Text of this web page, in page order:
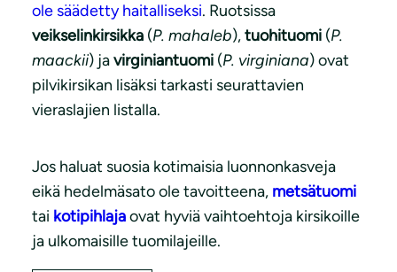
ole säädetty haitalliseksi. Ruotsissa
veikselinkirsikka (P. mahaleb),tuohituomi (P.
maackii) javirginiantuomi (P. virginiana) ovat
pilvikirsikan lisäksi tarkasti seurattavien
vieraslajien listalla.
Jos haluat suosia kotimaisia luonnonkasveja
eikä hedelmäsato ole tavoitteena, metsätuomi
tai kotipihlajaovat hyviä vaihtoehtoja kirsikoille
ja ulkomaisille tuomilajeille.